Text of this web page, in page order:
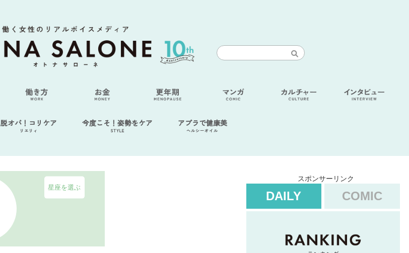
脱オバ！コリケア
リエリィ
今度こそ！姿勢をケア
STYLE
アブラで健康美
ヘルシーオイル
星座を選ぶ
スポンサーリンク
DAILY COMIC